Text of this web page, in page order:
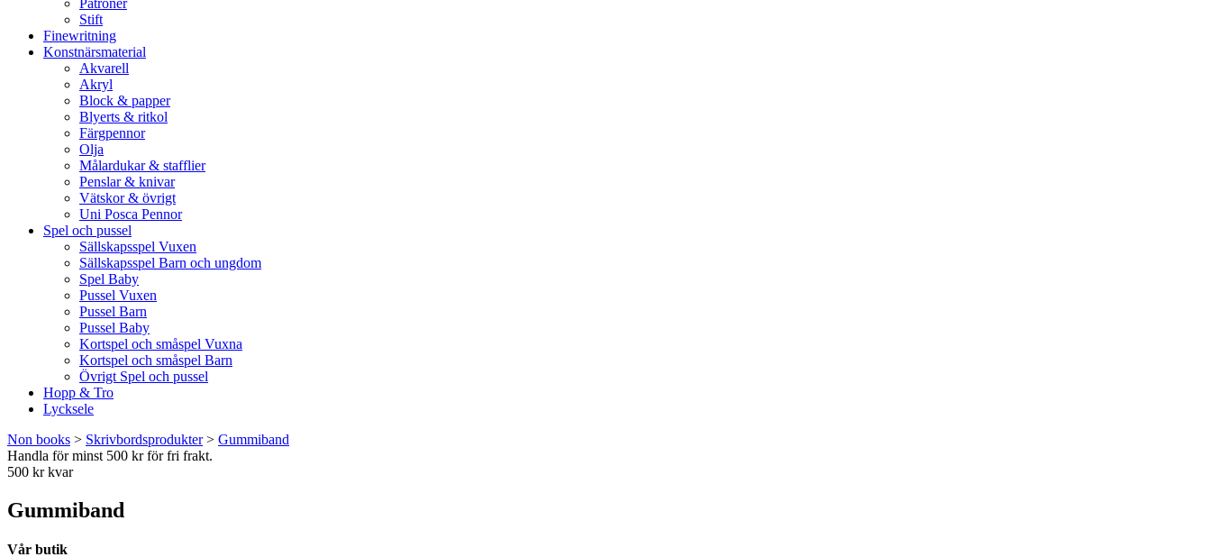
Patroner
Stift
Finewritning
Konstnärsmaterial
Akvarell
Akryl
Block & papper
Blyerts & ritkol
Färgpennor
Olja
Målardukar & stafflier
Penslar & knivar
Vätskor & övrigt
Uni Posca Pennor
Spel och pussel
Sällskapsspel Vuxen
Sällskapsspel Barn och ungdom
Spel Baby
Pussel Vuxen
Pussel Barn
Pussel Baby
Kortspel och småspel Vuxna
Kortspel och småspel Barn
Övrigt Spel och pussel
Hopp & Tro
Lycksele
Non books > Skrivbordsprodukter> Gummiband
Handla för minst 500 kr för fri frakt.
500 kr kvar
Gummiband
Vår butik